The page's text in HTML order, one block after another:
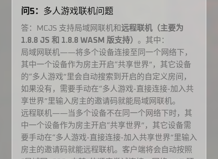
问5： 多人游戏联机问题
答：MCJS 支持局域网联机和 远程联机（主要为
1.8.8 JS 和 1.8.8 WASM 版支持） 。其中：
局域网联机——将多个设备连接至同一个网络下，
其中一个设备作为房主开启“共享世界”，其它设备
的“多人游戏”里会自动搜索到开启的自定义房间，
如果没有，需要手动在“多人游戏-直接连接-加入共
享世界”里输入房主的邀请码就能局域网联机。
远程联机——当多个设备不在同一个网络下时，其
中一个设备作为房主开启“共享世界”，其它设备需
要手动在“多人游戏-直接连接-加入共享世界”里输入
房主的邀请码就能远程联机。客户端将会自动按照